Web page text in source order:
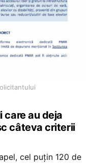
care au deja
câteva criterii
cel puțin 120 de